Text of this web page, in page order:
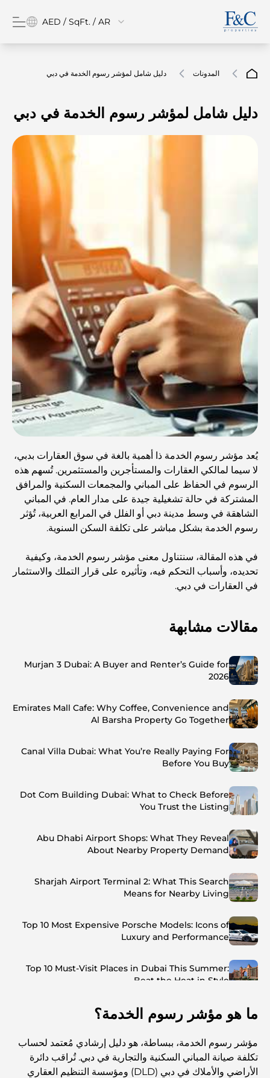
AED / SqFt. / AR
المدونات دليل شامل لمؤشر رسوم الخدمة في دبي
دليل شامل لمؤشر رسوم الخدمة في دبي
يُعد مؤشر رسوم الخدمة ذا أهمية بالغة في سوق العقارات بدبي،
لا سيما لمالكي العقارات والمستأجرين والمستثمرين. تُسهم هذه
الرسوم في الحفاظ على المباني والمجمعات السكنية والمرافق
المشتركة في حالة تشغيلية جيدة على مدار العام. في المباني
الشاهقة في وسط مدينة دبي أو الفلل في المرابع العربية، تُؤثر
رسوم الخدمة بشكل مباشر على تكلفة السكن السنوية.
في هذه المقالة، سنتناول معنى مؤشر رسوم الخدمة، وكيفية
تحديده، وأسباب التحكم فيه، وتأثيره على قرار التملك والاستثمار
في العقارات في دبي.
مقالات مشابهة
Murjan 3 Dubai: A Buyer and Renter’s Guide for
2026
Emirates Mall Cafe: Why Coffee, Convenience and
Al Barsha Property Go Together
Canal Villa Dubai: What You’re Really Paying For
Before You Buy
Dot Com Building Dubai: What to Check Before
You Trust the Listing
Abu Dhabi Airport Shops: What They Reveal
About Nearby Property Demand
Sharjah Airport Terminal 2: What This Search
Means for Nearby Living
Top 10 Most Expensive Porsche Models: Icons of
Luxury and Performance
Top 10 Must-Visit Places in Dubai This Summer:
Beat the Heat in Style
Top 7 Busiest Airports in the World: Hub of Global
Travel
Abu Dhabi vs Dubai: A Practical Comparison for
Investors and Residents
ما هو مؤشر رسوم الخدمة؟
مؤشر رسوم الخدمة، ببساطة، هو دليل إرشادي مُعتمد لحساب
تكلفة صيانة المباني السكنية والتجارية في دبي. تُراقب دائرة
الأراضي والأملاك في دبي (DLD) ومؤسسة التنظيم العقاري